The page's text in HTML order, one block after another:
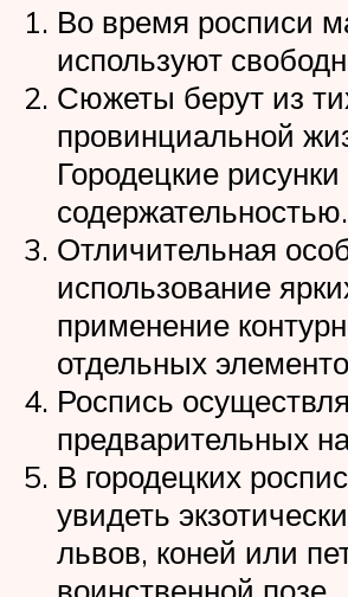
Во время росписи
используют
Сюжеты берут из
провинциальной
Городецкие
содержательностью.
Отличительная
использование
применение
отдельных
Роспись
предварительных
В городецких
увидеть
львов, коней или